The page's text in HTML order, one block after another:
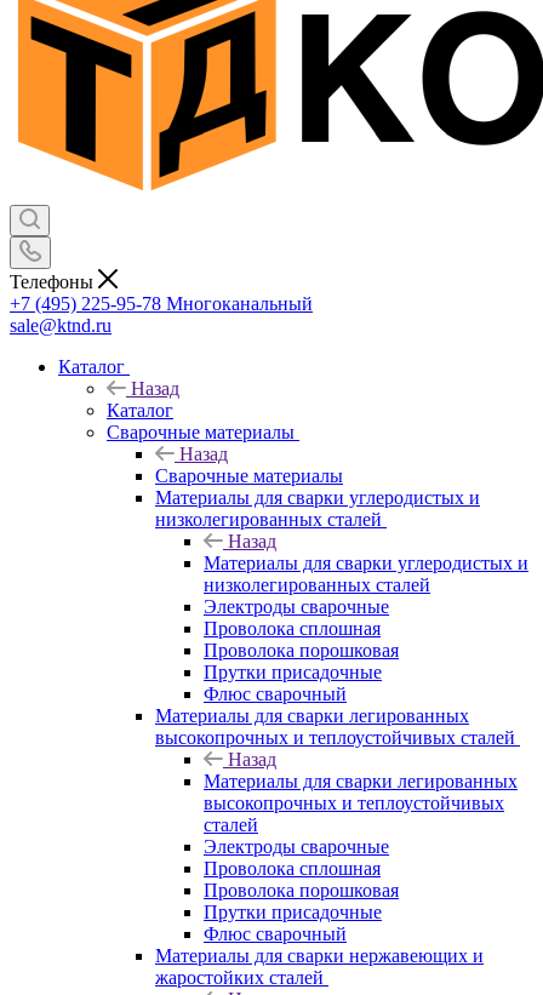
Телефоны
+7 (495) 225-95-78 Многоканальный
sale@ktnd.ru
Каталог
Назад
Каталог
Сварочные материалы
Назад
Сварочные материалы
Материалы для сварки углеродистых и
низколегированных сталей
Назад
Материалы для сварки углеродистых и
низколегированных сталей
Электроды сварочные
Проволока сплошная
Проволока порошковая
Прутки присадочные
Флюс сварочный
Материалы для сварки легированных
высокопрочных и теплоустойчивых сталей
Назад
Материалы для сварки легированных
высокопрочных и теплоустойчивых
сталей
Электроды сварочные
Проволока сплошная
Проволока порошковая
Прутки присадочные
Флюс сварочный
Материалы для сварки нержавеющих и
жаростойких сталей